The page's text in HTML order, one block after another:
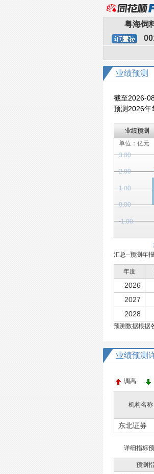
粤海饲
业绩预测
截至2026-
预测2026年
业绩预测
-1.00
0.00
1.00
2.00
3.00
单位：亿元
汇总--预测年
年度
2026
2027
2028
预测数据根据
业绩预测
调高
机构名称
东北证券
详细指标
预测